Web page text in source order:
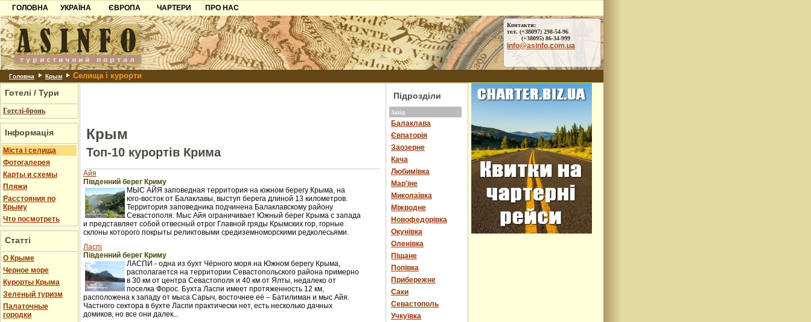
ГОЛОВНА
УКРАЇНА
Карпати
Азов
Причорноморря
Шацьк
ЄВРОПА
Чорногорія
Хорватія
Болгарія
Албанія
ЧАРТЕРИ
ПРО НАС
Контакти
Партнерам
Додати готель
Контакти:
тел. (+38097) 298-54-96
(+38095) 86-34-999
info@asinfo.com.ua
Головна Крым Селища і курорти
Готелі / Тури
Готелі-бронь
Інформація
Міста і селища
Фотогалерея
Карты и схемы
Пляжи
Расстояния по
Крыму
Что посмотреть
Статті
О Крыме
Черное море
Курорты Крыма
Зеленый туризм
Палаточные
городки
Крым
Топ-10 курортів Крима
Айя
Південний берег Криму
МЫС АЙЯ заповедная территория на южном берегу Крыма, на
юго-восток от Балаклавы, выступ берега длиной 13 километров.
Территория заповедника подчинена Балаклавскому району
Севастополя. Мыс Айя ограничивает Южный берег Крыма с запада
и представляет собой отвесный отрог Главной гряды Крымских гор, горные
склоны которого покрыты реликтовыми средиземноморскими редколесьями.
Ласпі
Південний берег Криму
ЛАСПИ - одна из бухт Чёрного моря на Южном берегу Крыма,
располагается на территории Севастопольского района примерно
в 30 км от центра Севастополя и 40 км от Ялты, недалеко от
поселка Форос. Бухта Ласпи имеет протяженность 12 км,
расположена к западу от мыса Сарыч, восточнее её – Батилиман и мыс Айя.
Частного сектора в бухте Ласпи практически нет, есть несколько дачных
домиков, но все они далек...
Підрозділи
Захід
Балаклава
Євпаторія
Заозерне
Кача
Любимівка
Мар'їне
Миколаївка
Міжводне
Новофедорівка
Окунівка
Оленівка
Піщане
Попівка
Прибережне
Саки
Севастополь
Учкуївка